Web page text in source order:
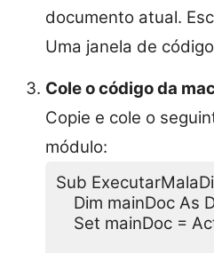
documento atual.
Uma janela de
Cole o código da
Copie e cole o
módulo:
Sub
Dim mainDoc As
Set mainDoc =